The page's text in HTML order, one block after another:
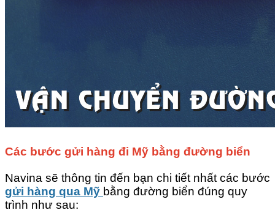
Các bước gửi hàng đi Mỹ bằng đường biển
Navina sẽ thông tin đến bạn chi tiết nhất các bước
gửi hàng qua Mỹ bằng đường biển đúng quy
trình như sau: